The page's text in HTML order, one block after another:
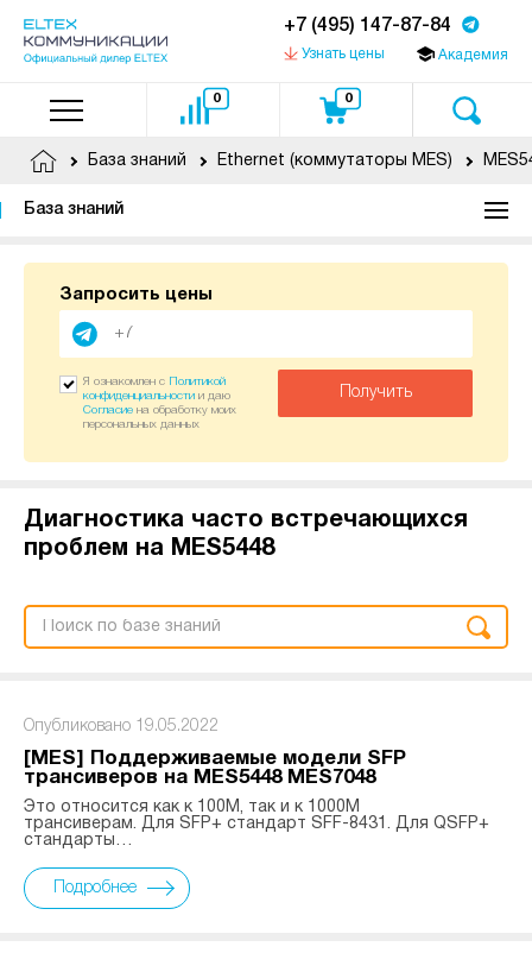
+7 (495) 147-87-84
Узнать цены Академия
0 0
База знаний Ethernet (коммутаторы MES)
База знаний
Запросить цены
Получить
Я ознакомлен с
Политикой
конфиденциальности и даю
Согласие на обработку моих
персональных данных
Диагностика часто встречающихся
проблем на MES5448
Опубликовано 19.05.2022
[MES] Поддерживаемые модели SFP
трансиверов на MES5448 MES7048
Это относится как к 100M, так и к 1000M
трансиверам. Для SFP+ стандарт SFF-8431. Для QSFP+
стандарты…
Подробнее